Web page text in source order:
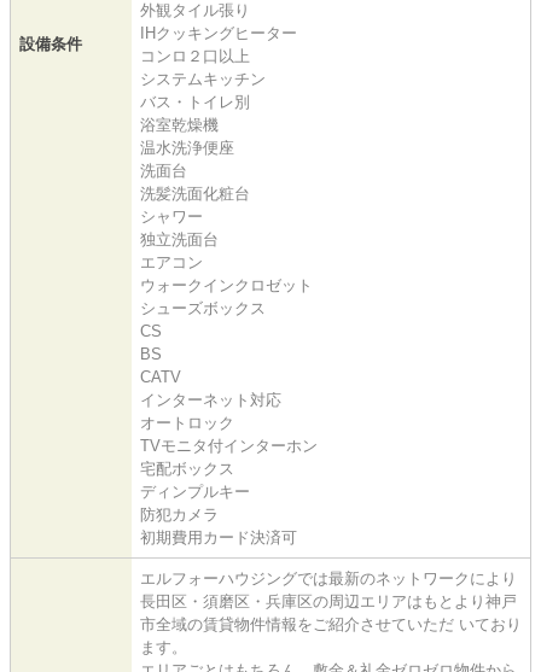
設備条件
外観タイル張り
IHクッキングヒーター
コンロ２口以上
システムキッチン
バス・トイレ別
浴室乾燥機
温水洗浄便座
洗面台
洗髪洗面化粧台
シャワー
独立洗面台
エアコン
ウォークインクロゼット
シューズボックス
CS
BS
CATV
インターネット対応
オートロック
TVモニタ付インターホン
宅配ボックス
ディンプルキー
防犯カメラ
初期費用カード決済可
エルフォーハウジングでは最新のネットワークにより
長田区・須磨区・兵庫区の周辺エリアはもとより神戸
市全域の賃貸物件情報をご紹介させていただ いており
ます。